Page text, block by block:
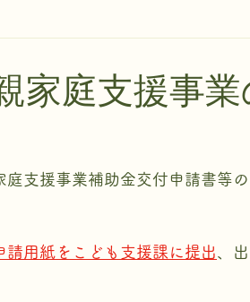
家庭支援事業
支援事業補助金交付申請書等
請用紙をこども支援課に提出 、